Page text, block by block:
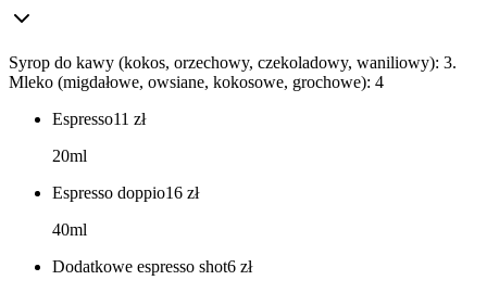
Syrop do kawy (kokos, orzechowy, czekoladowy, waniliowy): 3.
Mleko (migdałowe, owsiane, kokosowe, grochowe): 4
Espresso11 zł
20ml
Espresso doppio16 zł
40ml
Dodatkowe espresso shot6 zł